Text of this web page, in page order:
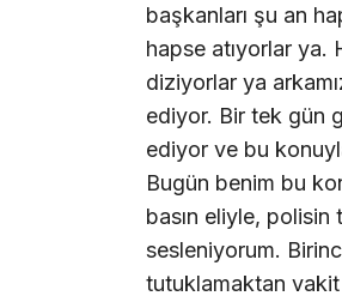
başkanları şu an
hapse atıyorlar ya.
diziyorlar ya
ediyor. Bir tek gün
ediyor ve bu
Bugün benim bu
basın eliyle, polisin
sesleniyorum.
tutuklamaktan